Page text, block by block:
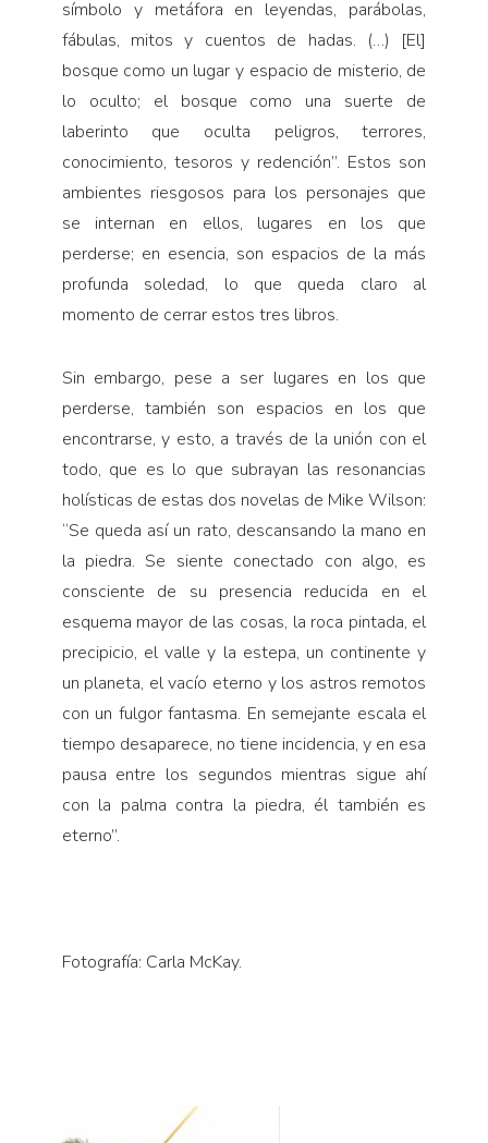
símbolo y metáfora en leyendas, parábolas,
fábulas, mitos y cuentos de hadas. (…) [El]
bosque como un lugar y espacio de misterio, de
lo oculto; el bosque como una suerte de
laberinto que oculta peligros, terrores,
conocimiento, tesoros y redención”. Estos son
ambientes riesgosos para los personajes que
se internan en ellos, lugares en los que
perderse; en esencia, son espacios de la más
profunda soledad, lo que queda claro al
momento de cerrar estos tres libros.
Sin embargo, pese a ser lugares en los que
perderse, también son espacios en los que
encontrarse, y esto, a través de la unión con el
todo, que es lo que subrayan las resonancias
holísticas de estas dos novelas de Mike Wilson:
“Se queda así un rato, descansando la mano en
la piedra. Se siente conectado con algo, es
consciente de su presencia reducida en el
esquema mayor de las cosas, la roca pintada, el
precipicio, el valle y la estepa, un continente y
un planeta, el vacío eterno y los astros remotos
con un fulgor fantasma. En semejante escala el
tiempo desaparece, no tiene incidencia, y en esa
pausa entre los segundos mientras sigue ahí
con la palma contra la piedra, él también es
eterno”.
Fotografía: Carla McKay.